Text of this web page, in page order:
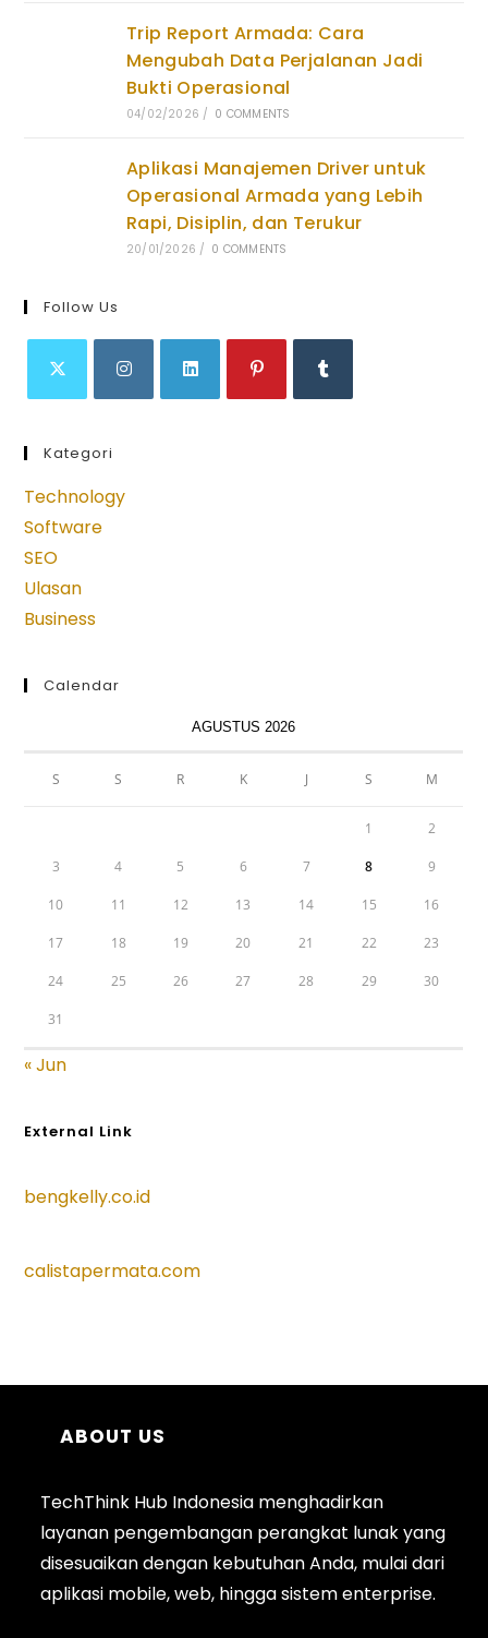
Trip Report Armada: Cara
Mengubah Data Perjalanan Jadi
Bukti Operasional
04/02/2026 / 0 COMMENTS
Aplikasi Manajemen Driver untuk
Operasional Armada yang Lebih
Rapi, Disiplin, dan Terukur
20/01/2026 / 0 COMMENTS
Follow Us
a
new
tab
new
tab
Kategori
Technology
Software
SEO
Ulasan
Business
Calendar
AGUSTUS 2026
S S R K J S M
1 2
3 4 5 6 7 8 9
10 11 12 13 14 15 16
17 18 19 20 21 22 23
24 25 26 27 28 29 30
31
« Jun
External Link
bengkelly.co.id
calistapermata.com
ABOUT US
TechThink Hub Indonesia menghadirkan
layanan pengembangan perangkat lunak yang
disesuaikan dengan kebutuhan Anda, mulai dari
aplikasi mobile, web, hingga sistem enterprise.